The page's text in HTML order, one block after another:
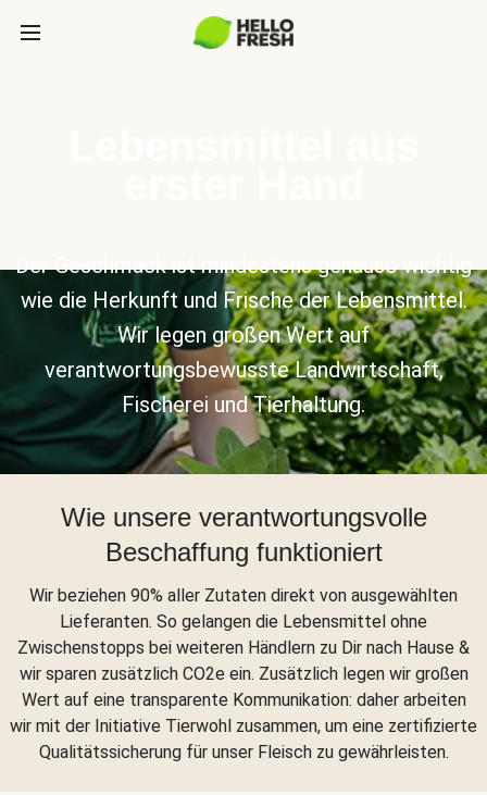
Der Geschmack ist mindestens genauso wichtig
wie die Herkunft und Frische der Lebensmittel.
Wir legen großen Wert auf
verantwortungsbewusste Landwirtschaft,
Fischerei und Tierhaltung.
Wie unsere verantwortungsvolle
Beschaffung funktioniert
Wir beziehen 90% aller Zutaten direkt von ausgewählten
Lieferanten. So gelangen die Lebensmittel ohne
Zwischenstopps bei weiteren Händlern zu Dir nach Hause &
wir sparen zusätzlich CO2e ein. Zusätzlich legen wir großen
Wert auf eine transparente Kommunikation: daher arbeiten
wir mit der Initiative Tierwohl zusammen, um eine zertifizierte
Qualitätssicherung für unser Fleisch zu gewährleisten.